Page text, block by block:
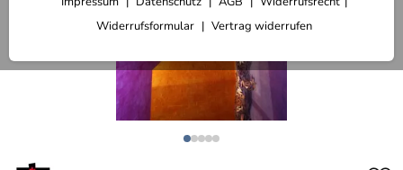
Widerrufsformular
Vertrag widerrufen